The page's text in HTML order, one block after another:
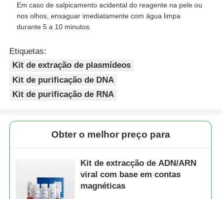
Em caso de salpicamento acidental do reagente na pele ou
nos olhos, enxaguar imediatamente com água limpa
durante 5 a 10 minutos.
Etiquetas:
Kit de extração de plasmídeos
Kit de purificação de DNA
Kit de purificação de RNA
Obter o melhor preço para
Kit de extracção de ADN/ARN
viral com base em contas
magnéticas